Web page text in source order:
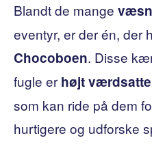
Blandt de mange
eventyr, er der én, der
Chocoboen. Disse
fugle er højt
som kan ride på dem
hurtigere og udforske